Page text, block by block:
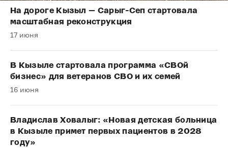
На дороге Кызыл — Сарыг-Сеп стартовала
масштабная реконструкция
17 июня
В Кызыле стартовала программа «СВОй
бизнес» для ветеранов СВО и их семей
16 июня
Владислав Ховалыг: «Новая детская больница
в Кызыле примет первых пациентов в 2028
году»